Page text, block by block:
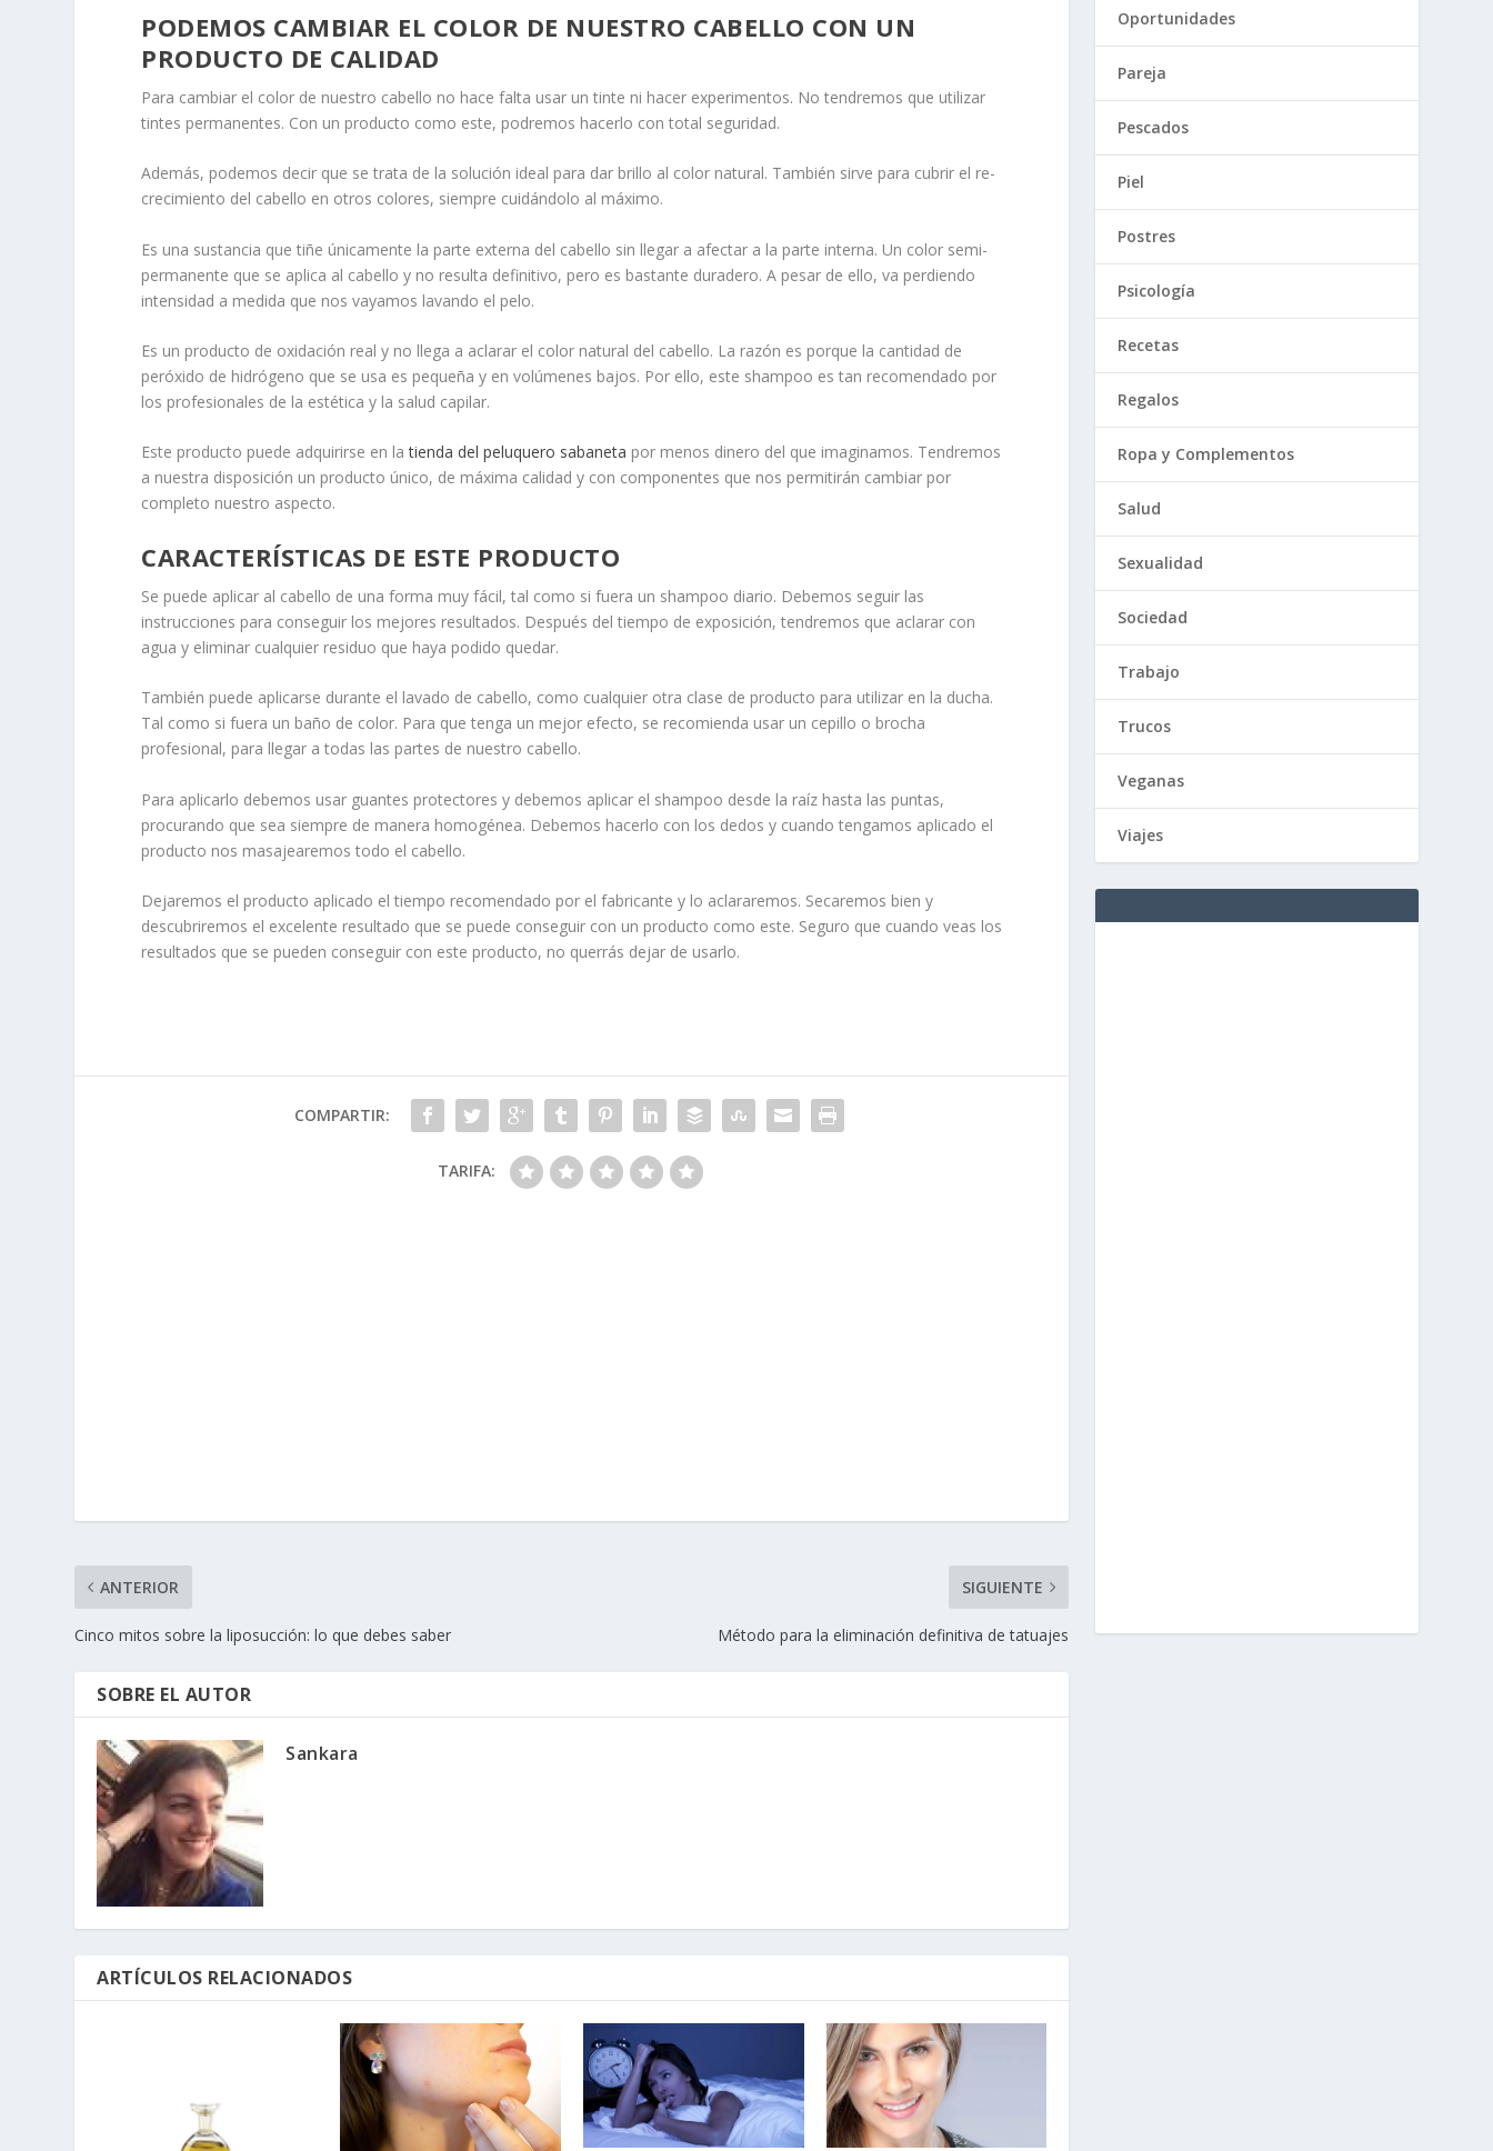
PODEMOS CAMBIAR EL COLOR DE NUESTRO CABELLO CON UN
PRODUCTO DE CALIDAD
Para cambiar el color de nuestro cabello no hace falta usar un tinte ni hacer experimentos. No tendremos que utilizar
tintes permanentes. Con un producto como este, podremos hacerlo con total seguridad.
Además, podemos decir que se trata de la solución ideal para dar brillo al color natural. También sirve para cubrir el re-
crecimiento del cabello en otros colores, siempre cuidándolo al máximo.
Es una sustancia que tiñe únicamente la parte externa del cabello sin llegar a afectar a la parte interna. Un color semi-
permanente que se aplica al cabello y no resulta definitivo, pero es bastante duradero. A pesar de ello, va perdiendo
intensidad a medida que nos vayamos lavando el pelo.
Es un producto de oxidación real y no llega a aclarar el color natural del cabello. La razón es porque la cantidad de
peróxido de hidrógeno que se usa es pequeña y en volúmenes bajos. Por ello, este shampoo es tan recomendado por
los profesionales de la estética y la salud capilar.
Este producto puede adquirirse en latienda del peluquero sabaneta por menos dinero del que imaginamos. Tendremos
a nuestra disposición un producto único, de máxima calidad y con componentes que nos permitirán cambiar por
completo nuestro aspecto.
CARACTERÍSTICAS DE ESTE PRODUCTO
Se puede aplicar al cabello de una forma muy fácil, tal como si fuera un shampoo diario. Debemos seguir las
instrucciones para conseguir los mejores resultados. Después del tiempo de exposición, tendremos que aclarar con
agua y eliminar cualquier residuo que haya podido quedar.
También puede aplicarse durante el lavado de cabello, como cualquier otra clase de producto para utilizar en la ducha.
Tal como si fuera un baño de color. Para que tenga un mejor efecto, se recomienda usar un cepillo o brocha
profesional, para llegar a todas las partes de nuestro cabello.
Para aplicarlo debemos usar guantes protectores y debemos aplicar el shampoo desde la raíz hasta las puntas,
procurando que sea siempre de manera homogénea. Debemos hacerlo con los dedos y cuando tengamos aplicado el
producto nos masajearemos todo el cabello.
Dejaremos el producto aplicado el tiempo recomendado por el fabricante y lo aclararemos. Secaremos bien y
descubriremos el excelente resultado que se puede conseguir con un producto como este. Seguro que cuando veas los
resultados que se pueden conseguir con este producto, no querrás dejar de usarlo.
COMPARTIR:
TARIFA:
ANTERIOR
Cinco mitos sobre la liposucción: lo que debes saber
SIGUIENTE
Método para la eliminación definitiva de tatuajes
SOBRE EL AUTOR
Sankara
ARTÍCULOS RELACIONADOS
Oportunidades
Pareja
Pescados
Piel
Postres
Psicología
Recetas
Regalos
Ropa y Complementos
Salud
Sexualidad
Sociedad
Trabajo
Trucos
Veganas
Viajes